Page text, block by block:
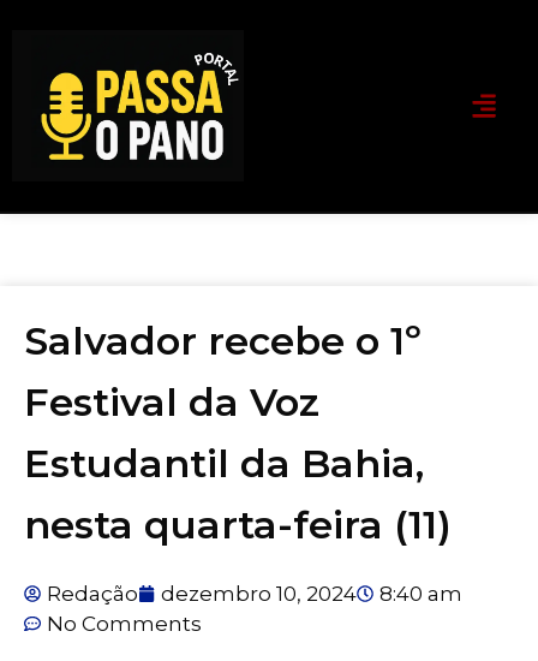
Salvador recebe o 1º
Festival da Voz
Estudantil da Bahia,
nesta quarta-feira (11)
Redação dezembro 10, 2024
8:40 am
No Comments